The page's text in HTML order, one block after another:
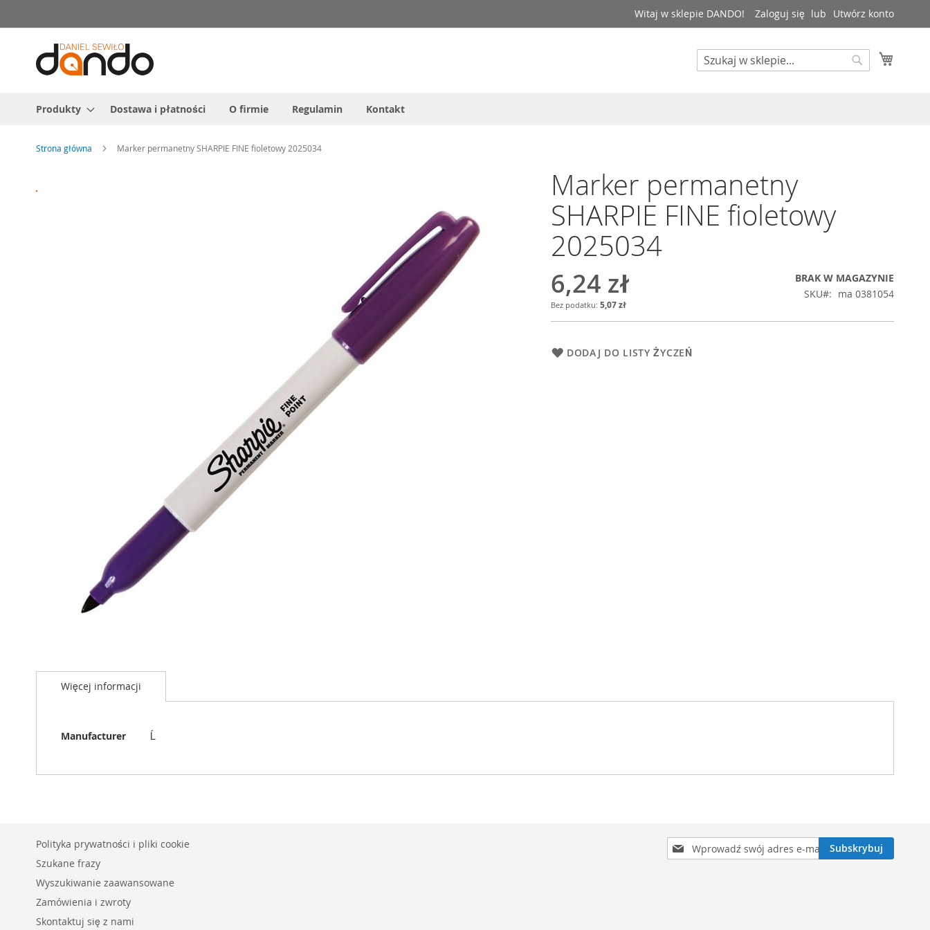
do
treści
Witaj w sklepie DANDO! Zaloguj się Utwórz konto
Search
Produkty Dostawa i płatności O firmie Regulamin Kontakt
Strona główna Marker permanetny SHARPIE FINE fioletowy 2025034
na
na
początek
Marker permanetny
SHARPIE FINE fioletowy
2025034
6,24 zł
5,07 zł
BRAK W MAGAZYNIE
SKU
ma 0381054
DODAJ DO LISTY ŻYCZEŃ
Więcej informacji
Więcej
Manufacturer Ĺ
Subskrybuj
nasz
Subskrybuj
Polityka prywatności i pliki cookie
Szukane frazy
Wyszukiwanie zaawansowane
Zamówienia i zwroty
Skontaktuj się z nami